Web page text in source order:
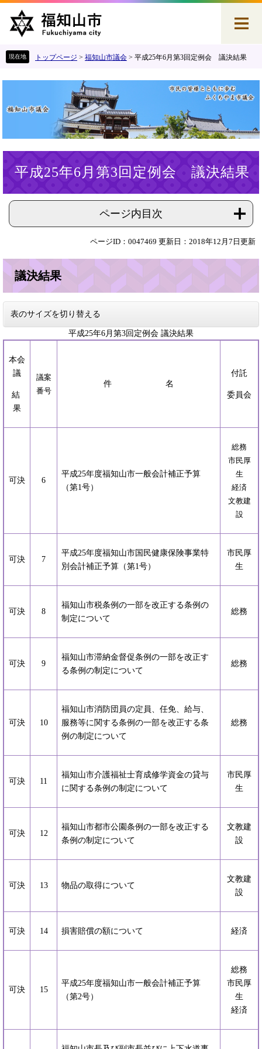
で
。
ば
て
へ
トップページ > 福知山市議会 > 平成25年6月第3回定例会 議決結果
平成25年6月第3回定例会 議決結果
ページ内目次
ページID：0047469 更新日：2018年12月7日更新
議決結果
表のサイズを切り替える
平成25年6月第3回定例会 議決結果
本会
議
結
果
議案
番号
件 名
付託
委員会
可決 6
平成25年度福知山市一般会計補正予算
（第1号）
総務
市民厚
生
経済
文教建
設
可決 7
平成25年度福知山市国民健康保険事業特
別会計補正予算（第1号）
市民厚
生
可決 8
福知山市税条例の一部を改正する条例の
制定について
総務
可決 9
福知山市滞納金督促条例の一部を改正す
る条例の制定について
総務
可決 10
福知山市消防団員の定員、任免、給与、
服務等に関する条例の一部を改正する条
例の制定について
総務
可決 11
福知山市介護福祉士育成修学資金の貸与
に関する条例の制定について
市民厚
生
可決 12
福知山市都市公園条例の一部を改正する
条例の制定について
文教建
設
可決 13 物品の取得について
文教建
設
可決 14 損害賠償の額について 経済
可決 15
平成25年度福知山市一般会計補正予算
（第2号）
総務
市民厚
生
経済